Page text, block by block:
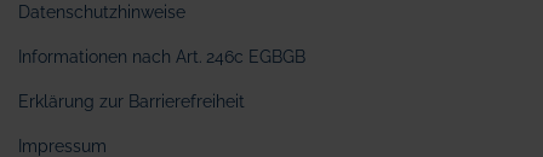
Datenschutzhinweise
Informationen nach Art. 246c EGBGB
Erklärung zur Barrierefreiheit
Impressum